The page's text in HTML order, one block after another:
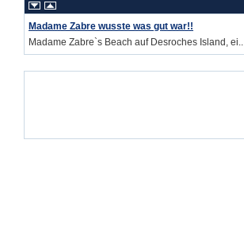
Madame Zabre wusste was gut war!!
Madame Zabre`s Beach auf Desroches Island, ei..